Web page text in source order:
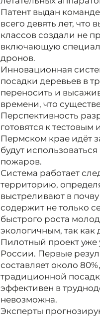
Патент выдан
всего девять лет,
классов создали не
включающую
дронов.
Инновационная
посадки деревьев в
переносить и
времени, что
Перспективность
готовятся к
Пермском крае идёт
будут
пожаров.
Система работает
территорию,
выстреливают в
содержит не только
быстрого роста
экологичным, так как
Пилотный проект уже
России. Первые
составляет около
традиционной
эффективен в
невозможна.
Эксперты